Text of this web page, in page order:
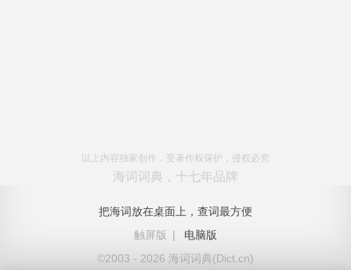
以上内容独家创作，受著作权保护，侵权必究
海词词典，十七年品牌
把海词放在桌面上，查词最方便
触屏版
|
电脑版
©2003 - 2026 海词词典(Dict.cn)